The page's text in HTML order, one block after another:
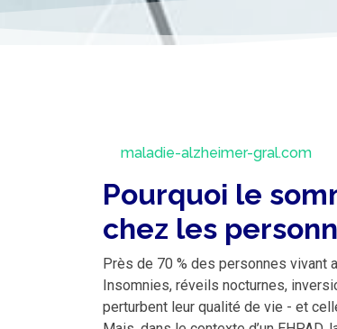
maladie-alzheimer-gral.com
Pourquoi le
chez les
Près de 70 % des personnes vivant
Insomnies, réveils nocturnes,
perturbent leur qualité de vie - et